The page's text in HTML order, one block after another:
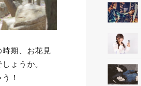
期、お花見
ょうか。
！